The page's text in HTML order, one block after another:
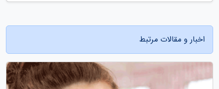
اخبار و مقالات مرتبط